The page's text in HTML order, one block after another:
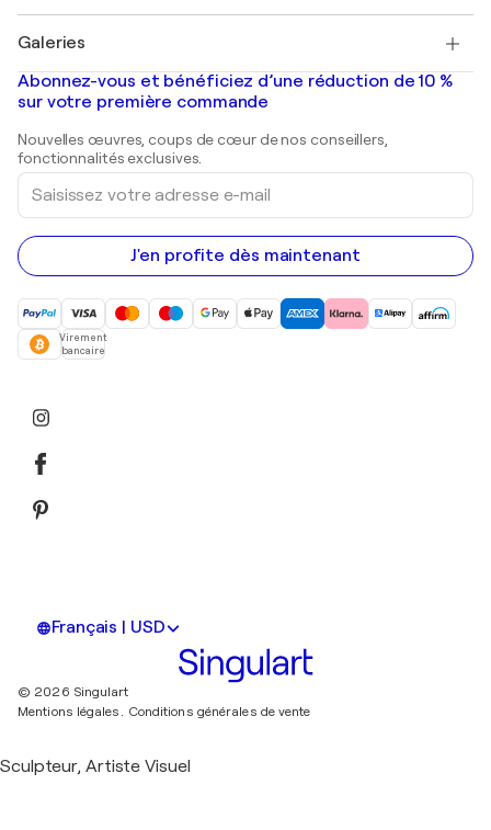
Banksy
Mr. Brainwash
Shepard Fairey
Tableaux abstraits à vendre
Peintures de paysage
Estampes
Peintures acryliques
Galeries
Galeries d'art en France
Galeries d'art en Belgique
Abonnez-vous et bénéficiez d’une réduction de 10 %
sur votre première commande
Nouvelles œuvres, coups de cœur de nos conseillers,
fonctionnalités exclusives.
Saisissez
votre
adresse
e-
mail
J'en profite dès maintenant
Virement
bancaire
Français | USD
© 2026 Singulart
Mentions légales. Conditions générales de vente
Sculpteur, Artiste Visuel